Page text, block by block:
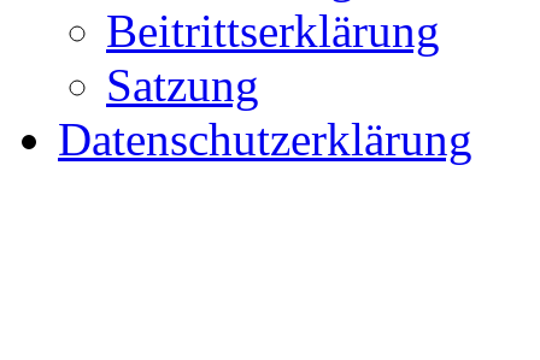
Beitrittserklärung
Satzung
Datenschutzerklärung